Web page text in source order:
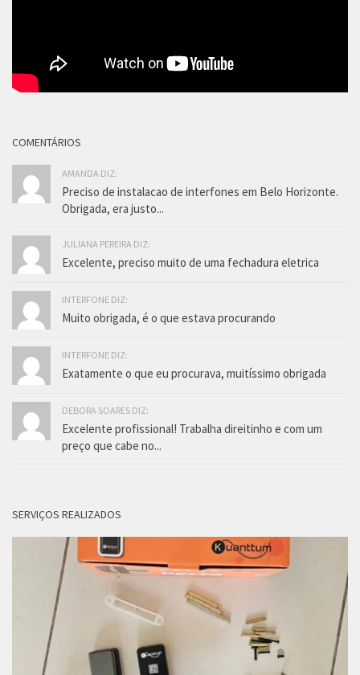
COMENTÁRIOS
AMANDA DIZ:
Preciso de instalacao de interfones em Belo Horizonte.
Obrigada, era justo...
JULIANA PEREIRA DIZ:
Excelente, preciso muito de uma fechadura eletrica
INTERFONE DIZ:
Muito obrigada, é o que estava procurando
INTERFONE DIZ:
Exatamente o que eu procurava, muitíssimo obrigada
DEBORA SOARES DIZ:
Excelente profissional! Trabalha direitinho e com um
preço que cabe no...
SERVIÇOS REALIZADOS